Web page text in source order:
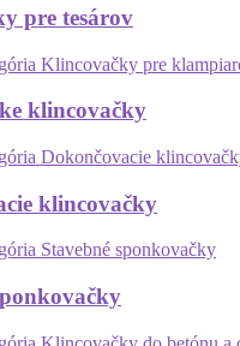
pre tesárov
klincovačky
klincovačky